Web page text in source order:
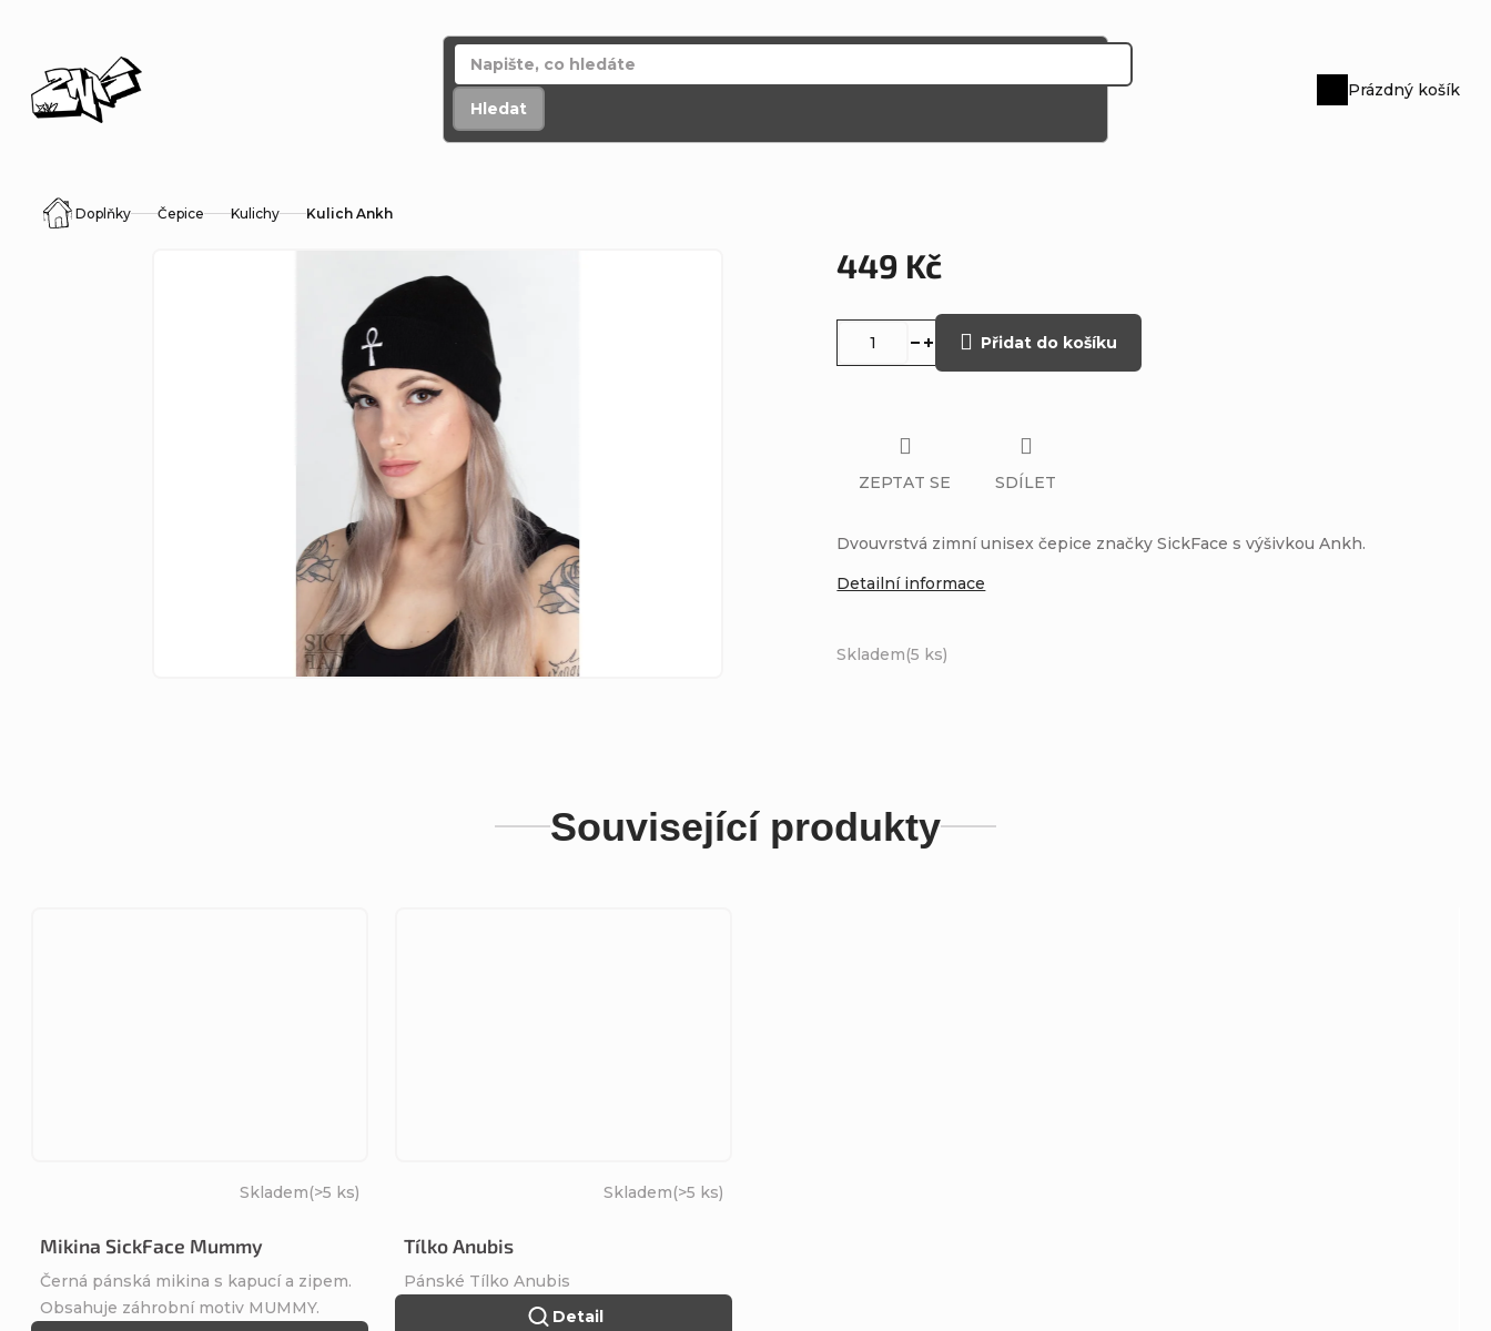
obsah
Hledat
Nákupní
Prázdný košík
Domů
Doplňky Čepice Kulichy Kulich Ankh
449 Kč
Skladem(5 ks)
Přidat do košíku
Dvouvrstvá zimní unisex čepice značky SickFace s výšivkou Ankh.
Detailní informace
ZEPTAT SE SDÍLET
Související produkty
Mikina SickFace Mummy
Skladem(>5 ks)
Černá pánská mikina s kapucí a zipem.
Obsahuje záhrobní motiv MUMMY.
Tílko Anubis
Skladem(>5 ks)
Detail
Pánské Tílko Anubis